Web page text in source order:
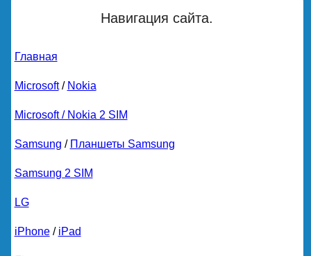
Навигация сайта.
Главная
Microsoft/ Nokia
Microsoft / Nokia 2 SIM
Samsung / Планшеты Samsung
Samsung 2 SIM
LG
iPhone/ iPad